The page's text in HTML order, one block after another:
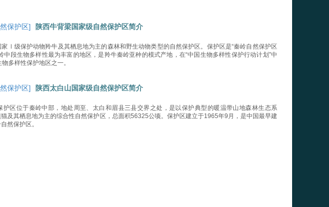
保护区] 陕西牛背梁国家级自然保护区简介
Ⅰ级保护动物羚牛及其栖息地为主的森林和野生动物类型的自然保护区。保护区是“秦岭自然保护区
中段生物多样性最为丰富的地区，是羚牛秦岭亚种的模式产地，在“中国生物多样性保护行动计划”中
多样性保护地区之一。
保护区] 陕西太白山国家级自然保护区简介
护区位于秦岭中部，地处周至、太白和眉县三县交界之处，是以保护典型的暖温带山地森林生态系
及其栖息地为主的综合性自然保护区，总面积56325公顷。保护区建立于1965年9月，是中国最早建
然保护区。